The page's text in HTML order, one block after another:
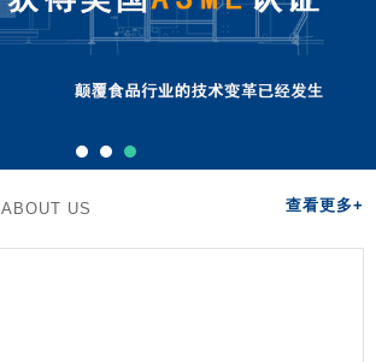
ABOUT US 查看更多+